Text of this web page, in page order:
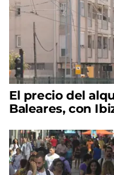
El precio del
Baleares, con